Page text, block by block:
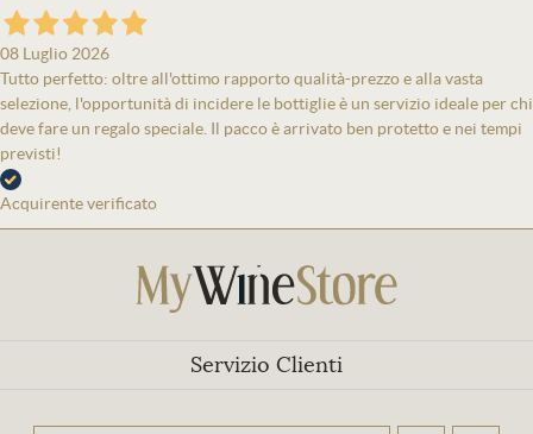
08 Luglio 2026
Tutto perfetto: oltre all'ottimo rapporto qualità-prezzo e alla vasta
selezione, l'opportunità di incidere le bottiglie è un servizio ideale per chi
deve fare un regalo speciale. Il pacco è arrivato ben protetto e nei tempi
previsti!
Acquirente verificato
Servizio Clienti